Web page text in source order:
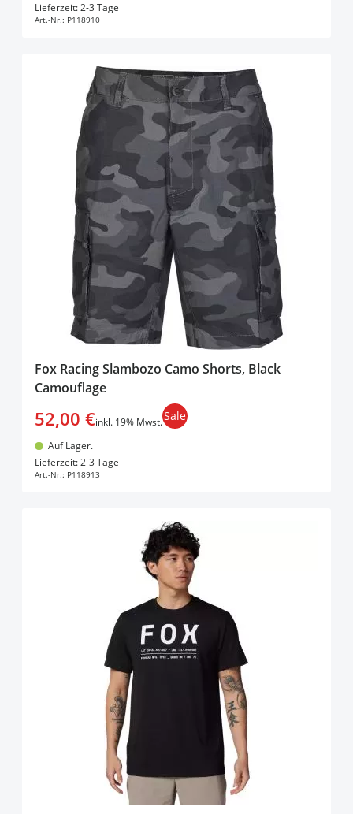
Lieferzeit: 2-3 Tage
Art.-Nr.: P118910
Fox Racing Slambozo Camo Shorts, Black
Camouflage
52,00 €inkl. 19% Mwst.Sale
Auf Lager.
Lieferzeit: 2-3 Tage
Art.-Nr.: P118913